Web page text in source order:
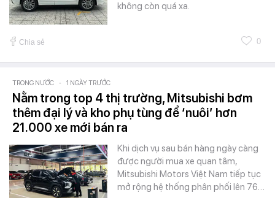
không còn quá xa.
Chia sẻ 0
TRONG NƯỚC - 1 NGÀY TRƯỚC
Nằm trong top 4 thị trường, Mitsubishi bơm
thêm đại lý và kho phụ tùng để ‘nuôi’ hơn
21.000 xe mới bán ra
Khi dịch vụ sau bán hàng ngày càng
được người mua xe quan tâm,
Mitsubishi Motors Việt Nam tiếp tục
mở rộng hệ thống phân phối lên 76…